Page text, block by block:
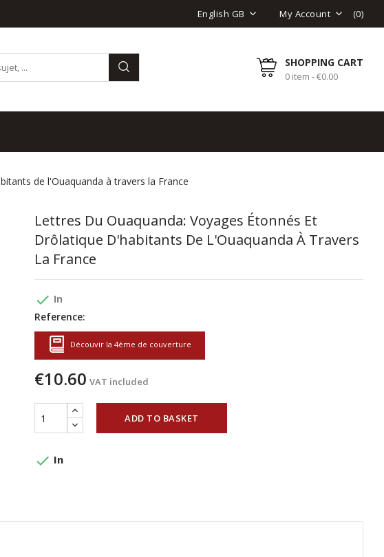
English GB My Account (0)
SHOPPING CART
0 item - €0.00
de l'Ouaquanda à travers la France
Lettres Du Ouaquanda: Voyages Étonnés Et
Drôlatique D'habitants De L'Ouaquanda À Travers
La France
done In
Reference:
Découvir la 4ème de couverture
€10.60 VAT included
ADD TO BASKET
done In